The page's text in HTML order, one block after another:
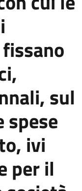
sul
spese
ivi
per il